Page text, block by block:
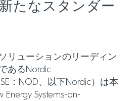
たなスタンダー
リューションのリーディン
あるNordic
：NOD、以下Nordic）は本
Energy Systems-on-